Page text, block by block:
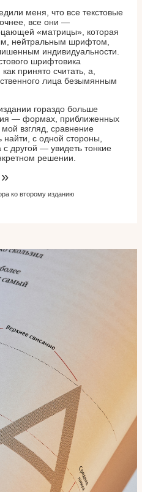
меня, что все текстовые
все они —
«матрицы», которая
нейтральным шрифтом,
индивидуальности.
шрифтовика
принято считать, а,
лица безымянным
гораздо больше
— формах, приближенных
взгляд, сравнение
с одной стороны,
другой — увидеть тонкие
решении.
»
ко второму изданию